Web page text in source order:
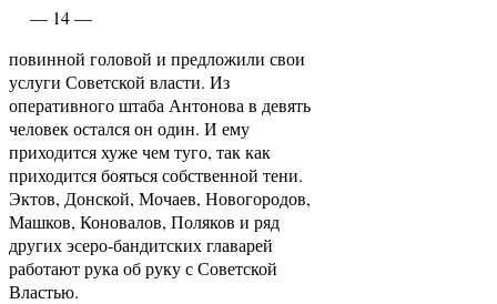
— 14 —
повинной головой и предложили свои
услуги Совет­ской власти. Из
оперативного штаба Антонова в де­вять
человек остался он один. И ему
приходится хуже чем туго, так как
приходится бояться соб­ственной тени.
Эктов, Донской, Мочаев, Новогородов,
Машков, Коновалов, Поляков и ряд
других эсеро-бандитских главарей
работают рука об руку с Со­ветской
Властью.